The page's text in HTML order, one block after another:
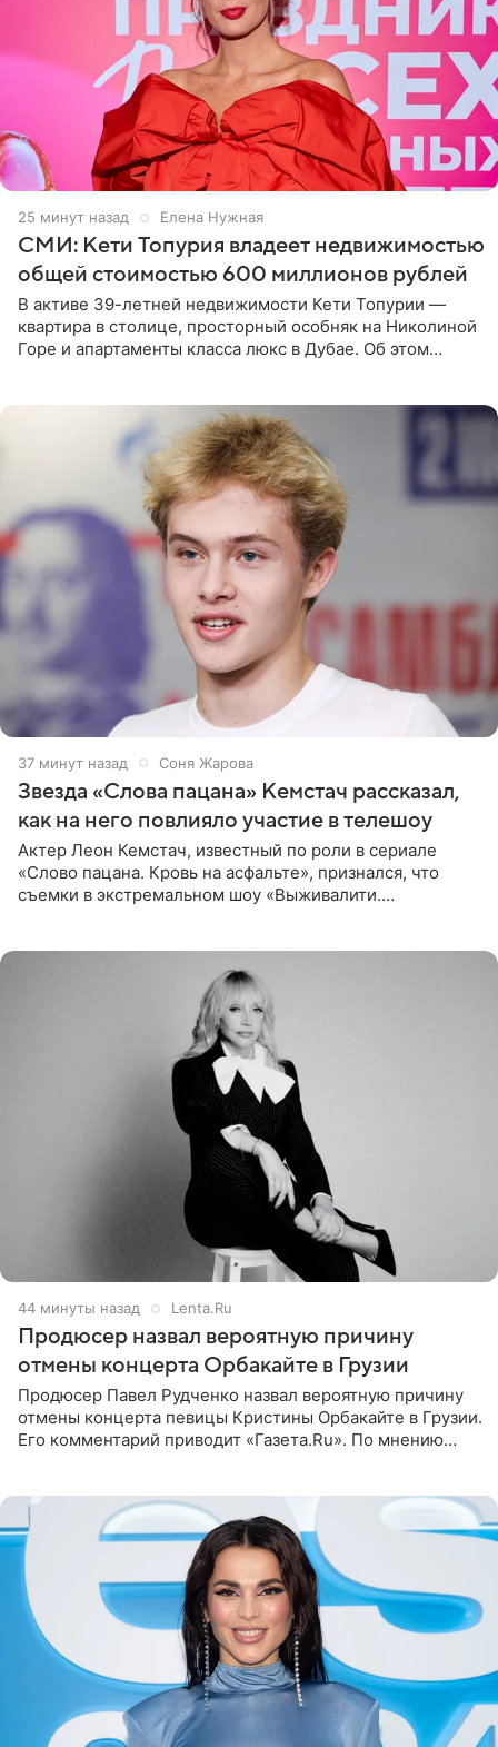
25 минут назад Елена Нужная
СМИ: Кети Топурия владеет недвижимостью
общей стоимостью 600 миллионов рублей
В активе 39-летней недвижимости Кети Топурии —
квартира в столице, просторный особняк на Николиной
Горе и апартаменты класса люкс в Дубае. Об этом
37 минут назад Соня Жарова
Звезда «Слова пацана» Кемстач рассказал,
как на него повлияло участие в телешоу
Актер Леон Кемстач, известный по роли в сериале
«Слово пацана. Кровь на асфальте», признался, что
съемки в экстремальном шоу «Выживалити.
44 минуты назад Lenta.Ru
Продюсер назвал вероятную причину
отмены концерта Орбакайте в Грузии
Продюсер Павел Рудченко назвал вероятную причину
отмены концерта певицы Кристины Орбакайте в Грузии.
Его комментарий приводит «Газета.Ru». По мнению